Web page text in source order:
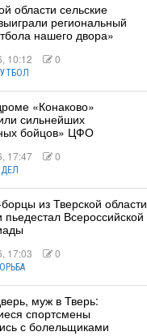
области сельские
региональный
нашего двора»
10:12 0
«Конаково»
сильнейших
бойцов» ЦФО
17:47 0
из Тверской области
пьедестал Всероссийской
17:03 0
муж в Тверь:
спортсмены
с болельщиками